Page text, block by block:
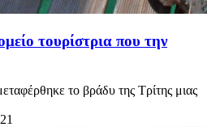
τουρίστρια που την
το βράδυ της Τρίτης μιας